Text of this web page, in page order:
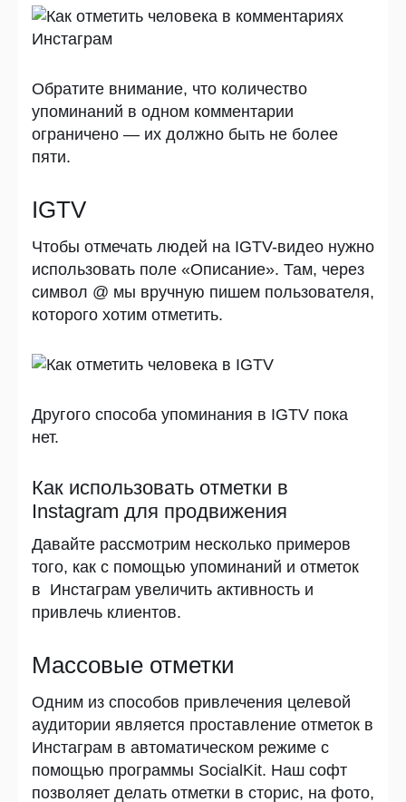
Обратите внимание, что количество
упоминаний в одном комментарии
ограничено — их должно быть не более
пяти.
IGTV
Чтобы отмечать людей на IGTV-видео нужно
использовать поле «Описание». Там, через
символ @ мы вручную пишем пользователя,
которого хотим отметить.
Другого способа упоминания в IGTV пока
нет.
Как использовать отметки в
Instagram для продвижения
Давайте рассмотрим несколько примеров
того, как с помощью упоминаний и отметок
в Инстаграм увеличить активность и
привлечь клиентов.
Массовые отметки
Одним из способов привлечения целевой
аудитории является проставление отметок в
Инстаграм в автоматическом режиме с
помощью программы SocialKit. Наш софт
позволяет делать отметки в сторис, на фото,